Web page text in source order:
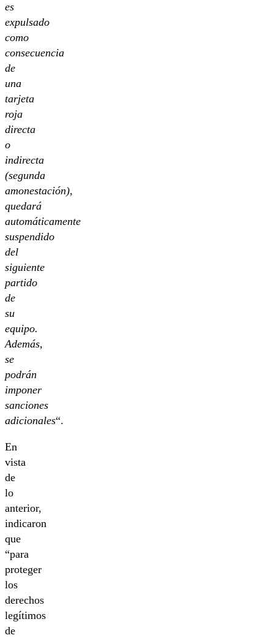
es
expulsado
como
consecuencia
de
una
tarjeta
roja
directa
o
indirecta
(segunda
amonestación),
quedará
automáticamente
suspendido
del
siguiente
partido
de
su
equipo.
Además,
se
podrán
imponer
sanciones
adicionales“.
En
vista
de
lo
anterior,
indicaron
que
“para
proteger
los
derechos
legítimos
de